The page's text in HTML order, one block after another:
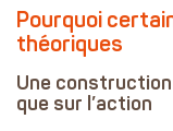
Pourquoi
théoriques
Une
que sur l’action